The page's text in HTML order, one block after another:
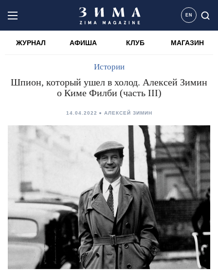
EN
ЖУРНАЛ АФИША КЛУБ МАГАЗИН
Истории
Шпион, который ушел в холод. Алексей Зимин
о Киме Филби (часть III)
14.04.2022 АЛЕКСЕЙ ЗИМИН